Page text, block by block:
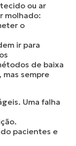
ou ar
molhado:
o
ir para
de baixa
sempre
Uma falha
pacientes e